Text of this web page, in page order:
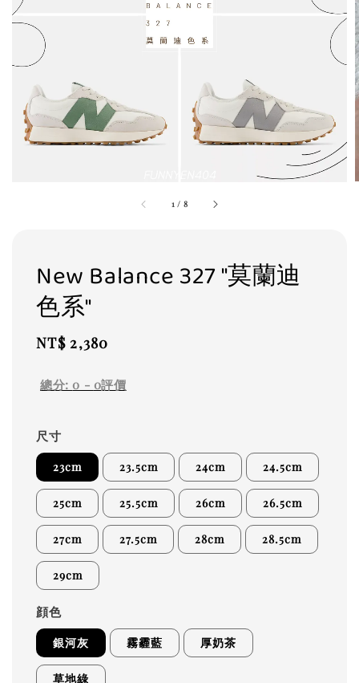
1 / 8
New Balance 327 "莫蘭迪
色系"
Regular
NT$ 2,380
總分: 0 - 0評價
尺寸
23cm 23.5cm 24cm 24.5cm
25cm 25.5cm 26cm 26.5cm
27cm 27.5cm 28cm 28.5cm
29cm
顔色
銀河灰 霧霾藍 厚奶茶
草地綠